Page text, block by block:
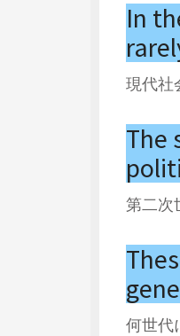
In
現代社
The
第二次
何世代